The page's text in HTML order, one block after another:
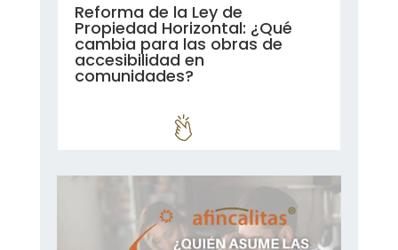
Reforma de la Ley de
Propiedad Horizontal: ¿Qué
cambia para las obras de
accesibilidad en
comunidades?